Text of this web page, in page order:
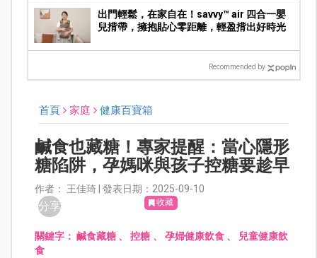
出門輕鬆，在家自在！savvy™ air 四合一嬰
兒揹帶，擁抱貼心零距離，輕盈揹出好時光
Recommended by
首頁 家庭 健康百寶箱
鹹食也藏糖！專家提醒：當心隱形
糖陷阱，孕媽咪與孩子控糖要趁早
作者： 王佳琦 | 發表日期：2025-09-10
分享 收藏
關鍵字：鹹食藏糖 、控糖 、 孕婦健康飲食、
兒童健康飲
食